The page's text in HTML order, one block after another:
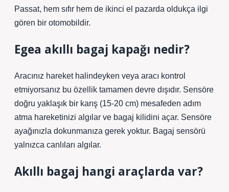
Passat, hem sıfır hem de ikinci el pazarda oldukça ilgi
gören bir otomobildir.
Egea akıllı bagaj kapağı nedir?
Aracınız hareket halindeyken veya aracı kontrol
etmiyorsanız bu özellik tamamen devre dışıdır. Sensöre
doğru yaklaşık bir karış (15-20 cm) mesafeden adım
atma hareketinizi algılar ve bagaj kilidini açar. Sensöre
ayağınızla dokunmanıza gerek yoktur. Bagaj sensörü
yalnızca canlıları algılar.
Akıllı bagaj hangi araçlarda var?